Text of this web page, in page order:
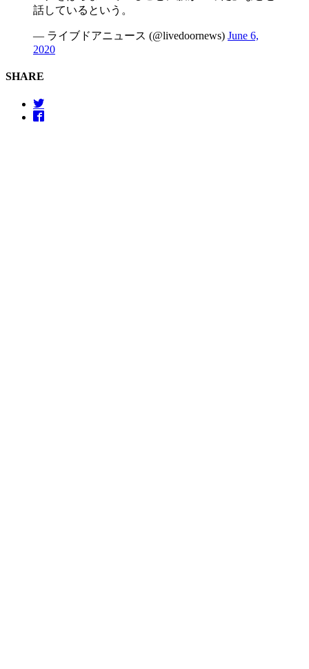
話しているという。
— ライブドアニュース (@livedoornews) June 6,
2020
SHARE